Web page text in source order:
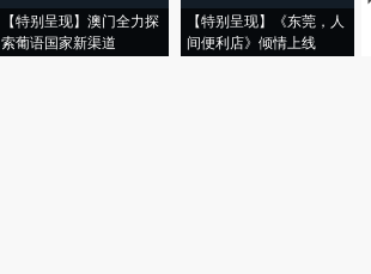
【特别呈现】澳门全力探
索葡语国家新渠道
【特别呈现】《东莞，人
间便利店》倾情上线